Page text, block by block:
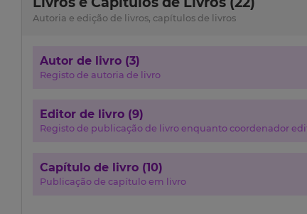
Autoria e edição de livros, capítulos de livros
Autor de livro (3)
Registo de autoria de livro
Editor de livro (9)
Registo de publicação de livro enquanto coordenador
Capítulo de livro (10)
Publicação de capítulo em livro